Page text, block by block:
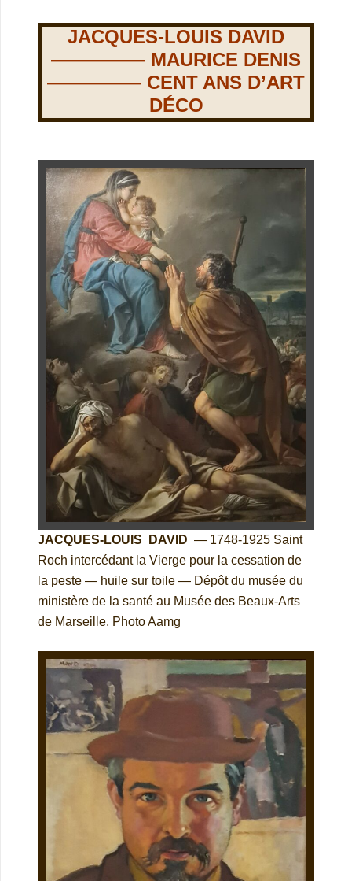
JACQUES-LOUIS DAVID
————— MAURICE DENIS
————— CENT ANS D’ART
DÉCO
JACQUES-LOUIS DAVID — 1748-1925 Saint
Roch intercédant la Vierge pour la cessation de
la peste — huile sur toile — Dépôt du musée du
ministère de la santé au Musée des Beaux-Arts
de Marseille. Photo Aamg